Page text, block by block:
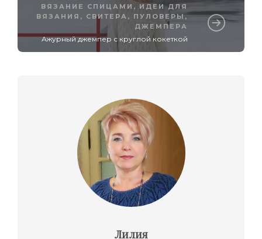
ВЯЗАНИЕ СПИЦАМИ , ИДЕИ ДЛЯ
ВЯЗАНИЯ , СВИТЕРА, ПУЛОВЕРЫ,
ДЖЕМПЕРА
Ажурный джемпер с круглой кокеткой
Лилия